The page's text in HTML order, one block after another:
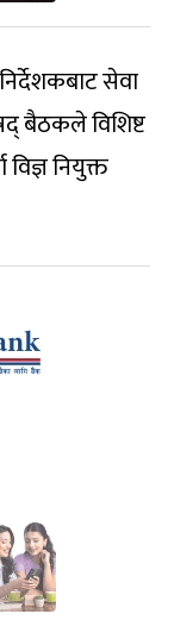
सेवा
बैठकले विशिष्ट
विज्ञ नियुक्त